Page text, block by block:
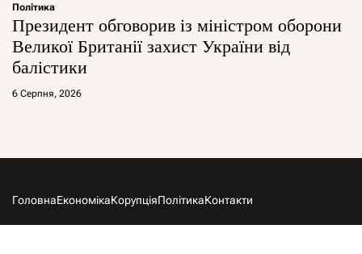
Політика
Президент обговорив із міністром оборони
Великої Британії захист України від
балістики
6 Серпня, 2026
ГоловнаЕкономікаКорупціяПолітикаКонтакти